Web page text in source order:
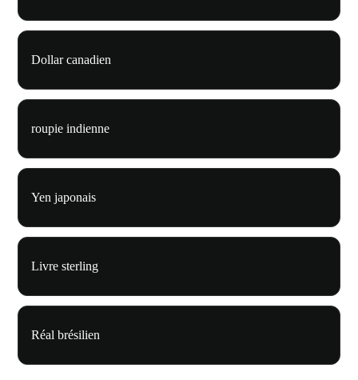
Dollar canadien
roupie indienne
Yen japonais
Livre sterling
Réal brésilien